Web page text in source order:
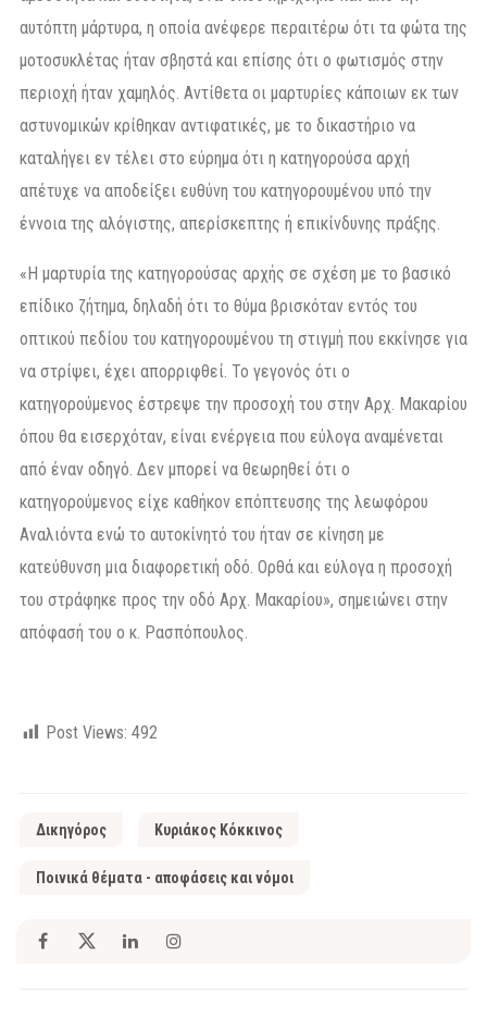
αυτόπτη μάρτυρα, η οποία ανέφερε περαιτέρω ότι τα φώτα της
μοτοσυκλέτας ήταν σβηστά και επίσης ότι ο φωτισμός στην
περιοχή ήταν χαμηλός. Αντίθετα οι μαρτυρίες κάποιων εκ των
αστυνομικών κρίθηκαν αντιφατικές, με το δικαστήριο να
καταλήγει εν τέλει στο εύρημα ότι η κατηγορούσα αρχή
απέτυχε να αποδείξει ευθύνη του κατηγορουμένου υπό την
έννοια της αλόγιστης, απερίσκεπτης ή επικίνδυνης πράξης.
«Η μαρτυρία της κατηγορούσας αρχής σε σχέση με το βασικό
επίδικο ζήτημα, δηλαδή ότι το θύμα βρισκόταν εντός του
οπτικού πεδίου του κατηγορουμένου τη στιγμή που εκκίνησε για
να στρίψει, έχει απορριφθεί. Το γεγονός ότι ο
κατηγορούμενος έστρεψε την προσοχή του στην Αρχ. Μακαρίου
όπου θα εισερχόταν, είναι ενέργεια που εύλογα αναμένεται
από έναν οδηγό. Δεν μπορεί να θεωρηθεί ότι ο
κατηγορούμενος είχε καθήκον επόπτευσης της λεωφόρου
Αναλιόντα ενώ το αυτοκίνητό του ήταν σε κίνηση με
κατεύθυνση μια διαφορετική οδό. Ορθά και εύλογα η προσοχή
του στράφηκε προς την οδό Αρχ. Μακαρίου», σημειώνει στην
απόφασή του ο κ. Ρασπόπουλος.
Post Views: 492
Δικηγόρος Κυριάκος Κόκκινος
Ποινικά θέματα - αποφάσεις και νόμοι